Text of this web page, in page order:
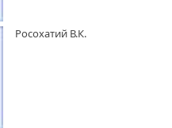
Росохатий В.К.